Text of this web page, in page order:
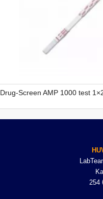
Drug-Screen AMP 1000 test
254